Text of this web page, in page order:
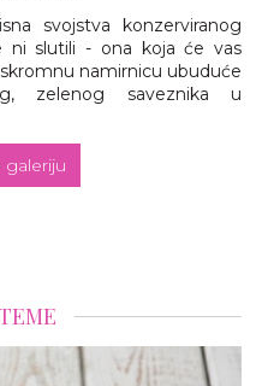
svojstva konzerviranog
ni slutili - ona koja će vas
namirnicu ubuduće
zelenog saveznika u